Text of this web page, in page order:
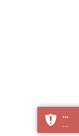
...
...